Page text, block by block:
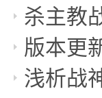
杀主教
版本更
浅析战